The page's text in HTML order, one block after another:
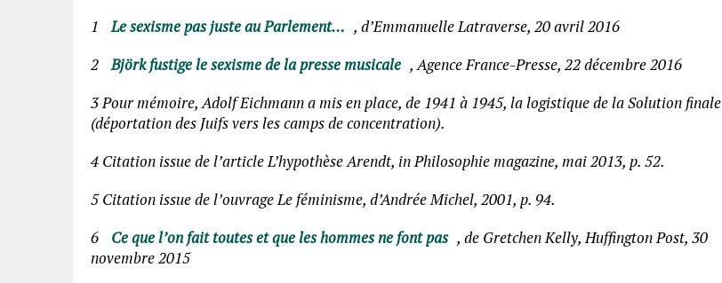
1
Le sexisme pas juste au Parlement… , d’Emmanuelle Latraverse, 20 avril 2016
2
Björk fustige le sexisme de la presse musicale , Agence France-Presse, 22 décembre 2016
3 Pour mémoire, Adolf Eichmann a mis en place, de 1941 à 1945, la logistique de la Solution finale
(déportation des Juifs vers les camps de concentration).
4 Citation issue de l’article L’hypothèse Arendt, in Philosophie magazine, mai 2013, p. 52.
5 Citation issue de l’ouvrage Le féminisme, d’Andrée Michel, 2001, p. 94.
6
Ce que l’on fait toutes et que les hommes ne font pas , de Gretchen Kelly, Huffington Post, 30
novembre 2015